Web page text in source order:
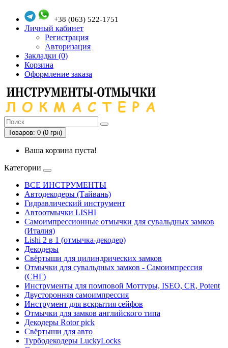
+38 (063) 522-1751
Личный кабинет
Регистрация
Авторизация
Закладки (0)
Корзина
Оформление заказа
Товаров: 0 (0 грн)
Ваша корзина пуста!
Категории
ВСЕ ИНСТРУМЕНТЫ
Автодекодеры (Тайвань)
Гидравлический инструмент
Автоотмычки LISHI
Самоимпрессионные отмычки для сувальдных замков
(Италия)
Lishi 2 в 1 (отмычка-декодер)
Декодеры
Свёртыши для цилиндрических замков
Отмычки для сувальдных замков - Самоимпрессия
(СНГ)
Инструменты для помповой Моттуры, ISEO, CR, Potent
Двусторонняя самоимпрессия
Инструмент для вскрытия сейфов
Отмычки для замков английского типа
Декодеры Rotor pick
Свёртыши для авто
Турбодекодеры LuckyLocks